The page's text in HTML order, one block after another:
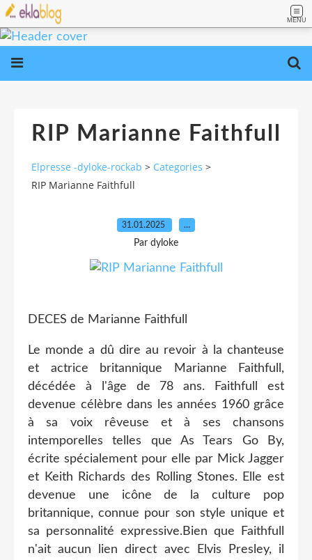
MENU
RIP Marianne Faithfull
Elpresse -dyloke-rockab > Categories >
RIP Marianne Faithfull
31.01.2025 …
Par dyloke
DECES de Marianne Faithfull
Le monde a dû dire au revoir à la chanteuse
et actrice britannique Marianne Faithfull,
décédée à l'âge de 78 ans. Faithfull est
devenue célèbre dans les années 1960 grâce
à sa voix rêveuse et à ses chansons
intemporelles telles que As Tears Go By,
écrite spécialement pour elle par Mick Jagger
et Keith Richards des Rolling Stones. Elle est
devenue une icône de la culture pop
britannique, connue pour son style unique et
sa personnalité expressive.Bien que Faithfull
n'ait aucun lien direct avec Elvis Presley, il